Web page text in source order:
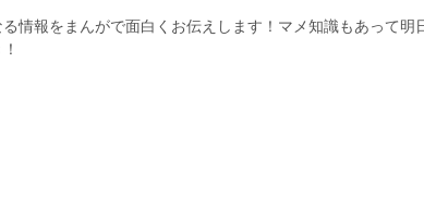
情報をまんがで面白くお伝えします！マメ知識もあって明